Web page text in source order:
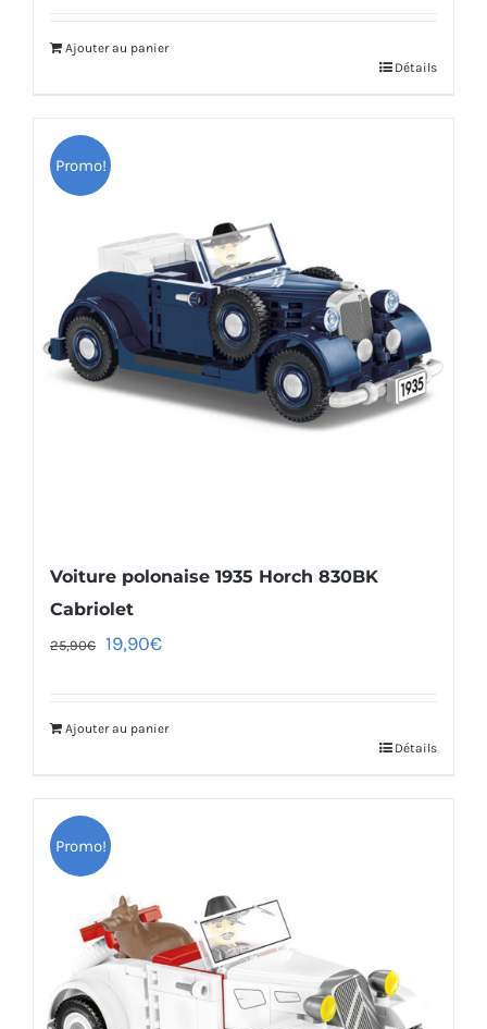
Ajouter au panier
Détails
Promo!
Voiture polonaise 1935 Horch 830BK
Cabriolet
25,90€ 19,90€
Ajouter au panier
Détails
Promo!